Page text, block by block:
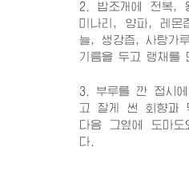
2. 밥조개에 전복,
미나리, 양파, 레
늘, 생강즙, 사탕가
기름을 두고 랭채를
3. 부루를 깐 접시
고 잘게 썬 회향과
다음 그옆에 도마
다.